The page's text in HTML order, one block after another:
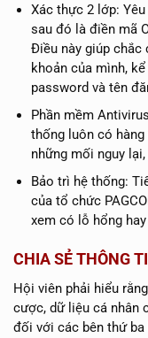
Xác thực 2 lớp:
sau đó là điền mã
Điều này giúp chắc
khoản của mình,
password và tên
Phần mềm
thống luôn có
những mối nguy
Bảo trì hệ thống:
của tổ chức
xem có lỗ hổng
CHIA SẺ THÔNG
Hội viên phải hiểu
cược, dữ liệu cá nhân
đối với các bên thứ